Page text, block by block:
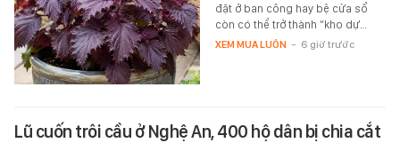
đặt ở ban công hay bệ cửa sổ
còn có thể trở thành “kho dự…
XEM MUA LUÔN - 6 giờ trước
Lũ cuốn trôi cầu ở Nghệ An, 400 hộ dân bị chia cắt